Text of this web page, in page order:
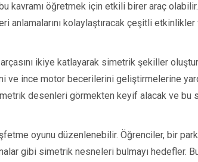
kavramı öğretmek için etkili birer araç
anlamalarını kolaylaştıracak çeşitli
ikiye katlayarak simetrik şekiller
ve ince motor becerilerini geliştirmelerine
desenleri görmekten keyif alacak ve
oyunu düzenlenebilir. Öğrenciler, bir
gibi simetrik nesneleri bulmayı hedefler.